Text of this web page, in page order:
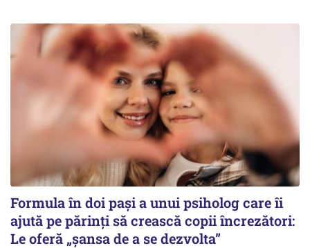
Formula în doi pași a unui psiholog care îi
ajută pe părinți să crească copii încrezători:
Le oferă „șansa de a se dezvolta”